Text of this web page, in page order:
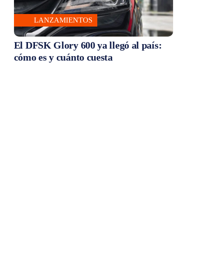
LANZAMIENTOS
El DFSK Glory 600 ya llegó al país:
cómo es y cuánto cuesta